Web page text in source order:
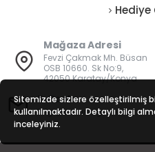
Hediye
Mağaza Adresi
Fevzi Çakmak Mh. Büsan
OSB 10660. Sk No:9,
42050 Karatay/Konya
E-Posta
Sitemizde sizlere özelleştirilmiş
kullanılmaktadır. Detaylı bilgi
inceleyiniz.